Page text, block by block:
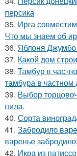
персика
35. Ирга
Что мы знаем об
36. Яблоня
37. Какой дом
38. Тамбур в
тамбура в
39. Выбор
пила.
40. Сорта
41. Забродило
варенье
42. Икра из